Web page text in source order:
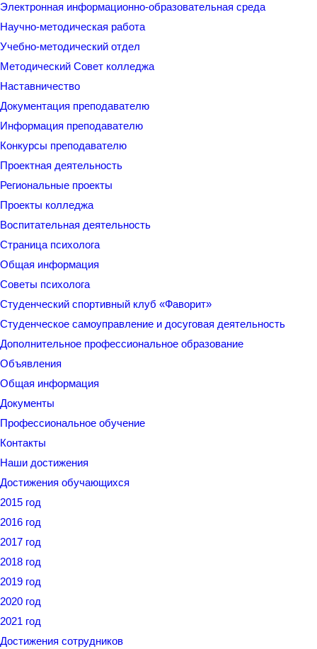
Электронная информационно-образовательная среда
Научно-методическая работа
Учебно-методический отдел
Методический Совет колледжа
Наставничество
Документация преподавателю
Информация преподавателю
Конкурсы преподавателю
Проектная деятельность
Региональные проекты
Проекты колледжа
Воспитательная деятельность
Страница психолога
Общая информация
Советы психолога
Студенческий спортивный клуб «Фаворит»
Студенческое самоуправление и досуговая деятельность
Дополнительное профессиональное образование
Объявления
Общая информация
Документы
Профессиональное обучение
Контакты
Наши достижения
Достижения обучающихся
2015 год
2016 год
2017 год
2018 год
2019 год
2020 год
2021 год
Достижения сотрудников